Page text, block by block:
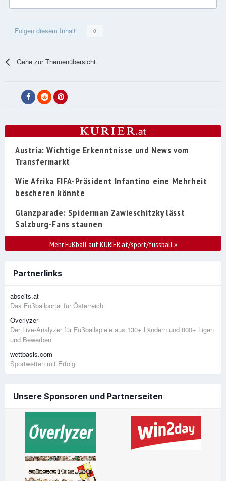
Folgen diesem Inhalt 0
Gehe zur Themenübersicht
Austria: Wichtige Erkenntnisse und News vom
Transfermarkt
Wie Afrika FIFA-Präsident Infantino eine Mehrheit
bescheren könnte
Glanzparade: Spiderman Zawieschitzky lässt
Salzburg-Fans staunen
Mehr Fußball auf KURIER.at/sport/fussball»
Partnerlinks
abseits.at
Das Fußballportal für Österreich
Overlyzer
Der Live-Analyzer für Fußballspiele aus 130+ Ländern und 800+ Ligen
und Bewerben
wettbasis.com
Sportwetten mit Erfolg
Unsere Sponsoren und Partnerseiten